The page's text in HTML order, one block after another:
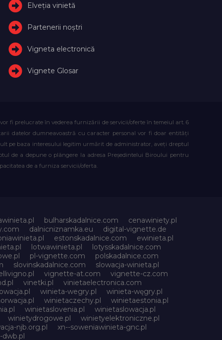
Elveţia vinietă
Partenerii noștri
Vigneta electronică
Vignete Glosar
fi prelucrate în vederea furnizării de servicii/oferte în temeiul art. 6
datelor dumneavoastră cu caracter personal vor fi doar entități
pe baza interesului legitim urmărit de administrator, aveți dreptul
de a depune o plângere la adresa Președintelui Biroului pentru
de a furniza servicii/oferta.
bulharskadalnice.com
cenawiniety.pl
dalnicniznamka.eu
digital-vignette.de
estonskadalnice.com
ewinieta.pl
lotwawinieta.pl
lotysskadalnice.com
pl-vignette.com
polskadalnice.com
slovinskadalnice.com
slowacja-winieta.pl
vignette-at.com
vignette-cz.com
vinetki.pl
vinietaelectronica.com
winieta-wegry.pl
winieta-węgry.pl
winietaczechy.pl
winietaestonia.pl
winietaslovenia.pl
winietaslowacja.pl
winietydrogowe.pl
winietyelektroniczne.pl
njb.org.pl
xn--soweniawinieta-gnc.pl